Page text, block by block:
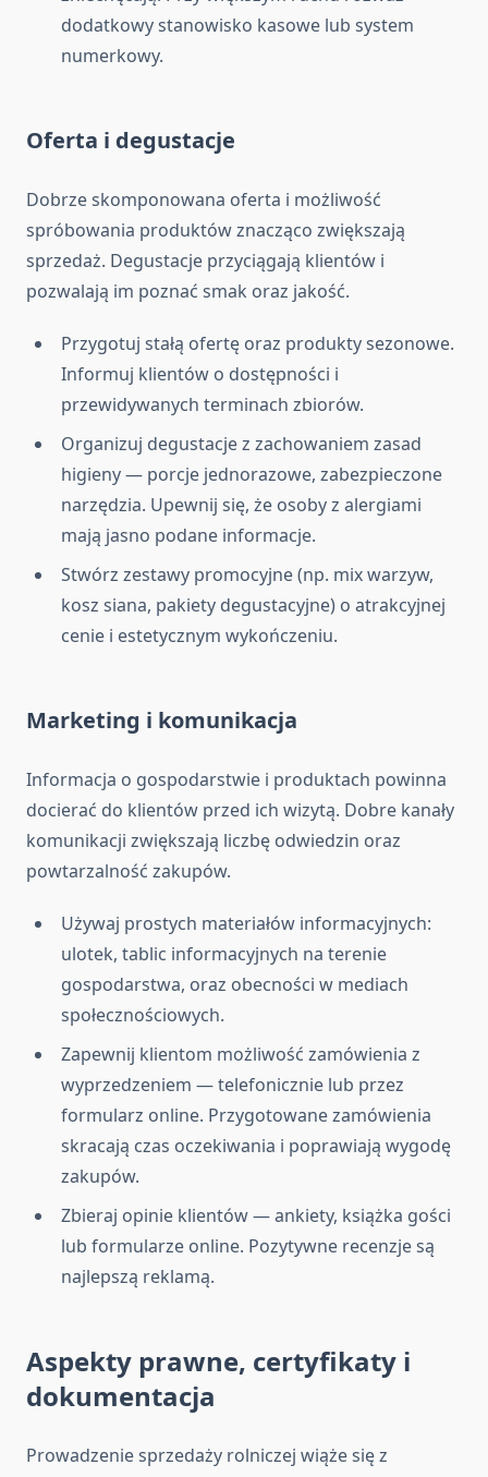
dodatkowy stanowisko kasowe lub system
numerkowy.
Oferta i degustacje
Dobrze skomponowana oferta i możliwość
spróbowania produktów znacząco zwiększają
sprzedaż. Degustacje przyciągają klientów i
pozwalają im poznać smak oraz jakość.
Przygotuj stałą ofertę oraz produkty sezonowe.
Informuj klientów o dostępności i
przewidywanych terminach zbiorów.
Organizuj degustacje z zachowaniem zasad
higieny — porcje jednorazowe, zabezpieczone
narzędzia. Upewnij się, że osoby z alergiami
mają jasno podane informacje.
Stwórz zestawy promocyjne (np. mix warzyw,
kosz siana, pakiety degustacyjne) o atrakcyjnej
cenie i estetycznym wykończeniu.
Marketing i komunikacja
Informacja o gospodarstwie i produktach powinna
docierać do klientów przed ich wizytą. Dobre kanały
komunikacji zwiększają liczbę odwiedzin oraz
powtarzalność zakupów.
Używaj prostych materiałów informacyjnych:
ulotek, tablic informacyjnych na terenie
gospodarstwa, oraz obecności w mediach
społecznościowych.
Zapewnij klientom możliwość zamówienia z
wyprzedzeniem — telefonicznie lub przez
formularz online. Przygotowane zamówienia
skracają czas oczekiwania i poprawiają wygodę
zakupów.
Zbieraj opinie klientów — ankiety, książka gości
lub formularze online. Pozytywne recenzje są
najlepszą reklamą.
Aspekty prawne, certyfikaty i
dokumentacja
Prowadzenie sprzedaży rolniczej wiąże się z